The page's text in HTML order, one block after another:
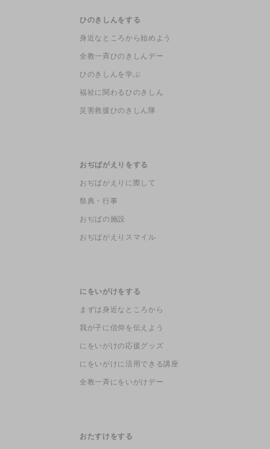
ひのきしんをする
身近なところから始めよう
全教一斉ひのきしんデー
ひのきしんを学ぶ
福祉に関わるひのきしん
災害救援ひのきしん隊
おぢばがえりをする
おぢばがえりに際して
祭典・行事
おぢばの施設
おぢばがえりスマイル
にをいがけをする
まずは身近なところから
我が子に信仰を伝えよう
にをいがけの応援グッズ
にをいがけに活用できる講座
全教一斉にをいがけデー
おたすけをする